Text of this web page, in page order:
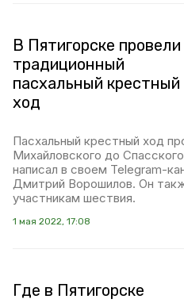
В Пятигорске провели
традиционный
пасхальный крестный
ход
Пасхальный крестный ход
Михайловского до
написал в своем Telegram-
Дмитрий Ворошилов. Он
участникам шествия.
1 мая 2022, 17:08
Где в Пятигорске